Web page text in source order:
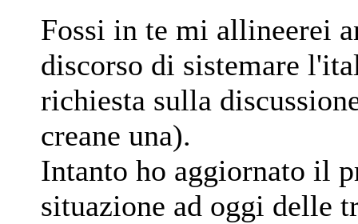
Fossi in te mi allineerei
discorso di sistemare
richiesta sulla
creane una).
Intanto ho aggiornato il
situazione ad oggi delle